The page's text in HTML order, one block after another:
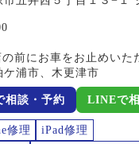
前にお車をお止めいた
ケ浦市、木更津市
相談・予約 LINEで
修理
iPad修理